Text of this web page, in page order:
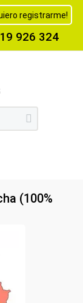
registrarme!
926 324
(100%